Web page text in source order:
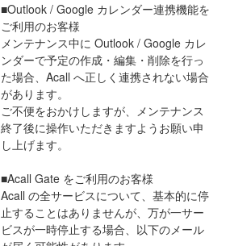
■Outlook / Google カレンダー連携機能を
ご利用のお客様
メンテナンス中に Outlook / Google カレ
ンダーで予定の作成・編集・削除を行っ
た場合、Acall へ正しく連携されない場合
があります。
ご不便をおかけしますが、メンテナンス
終了後に操作いただきますようお願い申
し上げます。
■Acall Gate をご利用のお客様
Acall の全サービスについて、基本的に停
止することはありませんが、万が一サー
ビスが一時停止する場合、以下のメール